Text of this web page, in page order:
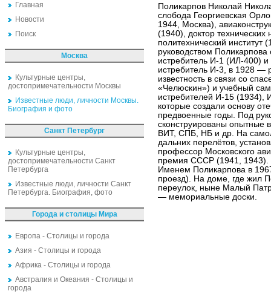
Главная
Новости
Поиск
Москва
Культурные центры,
достопримечательности Москвы
Известные люди, личности Москвы.
Биография и фото
Санкт Петербург
Культурные центры,
достопримечательности Санкт
Петербурга
Известные люди, личности Санкт
Петербурга. Биография, фото
Города и столицы Мира
Европа - Столицы и города
Азия - Столицы и города
Африка - Столицы и города
Австралия и Океания - Столицы и
города
Поликарпов Николай
слобода Георгиевская
1944, Москва),
(1940), доктор
политехнический
руководством
истребитель И-1 (ИЛ-400)
истребитель И-3, в 1928 —
известность в связи со
«Челюскин») и учебный
истребителей И-15 (1934),
которые создали основу
предвоенные годы. Под
сконструированы
ВИТ, СПБ, НБ и др. На
дальних перелётов,
профессор Московского
премия СССР (1941, 1943).
Именем Поликарпова в
проезд). На доме, где жил
переулок, ныне Малый
— мемориальные доски.